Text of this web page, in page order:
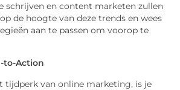
schrijven en content marketen zullen
de hoogte van deze trends en wees
aan te passen om voorop te
to-Action
tijdperk van online marketing, is je